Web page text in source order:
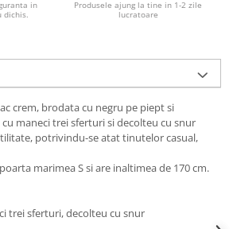
in
dichis.
Produsele ajung la tine in 1-2 zile
lucratoare
crem, brodata cu negru pe piept si
cu maneci trei sferturi si decolteu cu snur
potrivindu-se atat tinutelor casual,
marimea S si are inaltimea de 170 cm.
trei sferturi, decolteu cu snur